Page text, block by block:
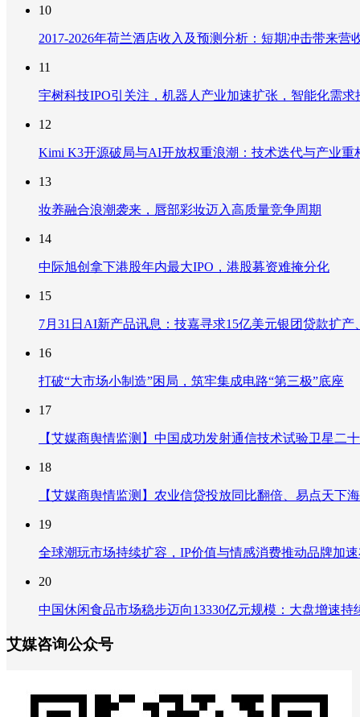
10
2017-2026年荷兰酒店收入及预测分析：短期冲击带来
11
宇树科技IPO引关注，机器人产业加速扩张，智能化需求
12
Kimi K3开源破局与AI开放权重浪潮：技术迭代与产业重
13
妆养融合浪潮袭来，唇部彩妆迈入高质量竞争周期
14
中际旭创拿下港股年内最大IPO，港股募资难掩分化
15
7月31日AI新产品讯息：技嘉寻求15亿美元银团贷款扩
16
打破“大市场小制造”困局，筑牢集成电路“第三极”底座
17
【艾媒商舆情监测】中国成功发射通信技术试验卫星
18
【艾媒商舆情监测】农业信贷投放同比翻倍、易点天下
19
全球潮玩市场持续扩容，IP价值与情感消费推动品牌加
20
中国休闲食品市场稳步迈向13330亿元规模：大盘增速
艾媒咨询公众号